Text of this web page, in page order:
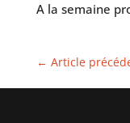
A la semaine
← Article